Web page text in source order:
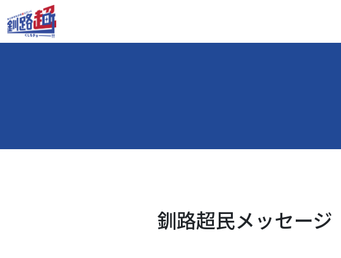
釧路超民メッセージ